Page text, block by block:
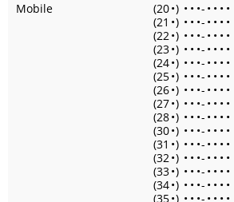
Mobile
(20•) • • •- • • • •
(21 •) • • •- • • • •
(22•) • • •- • • • •
(23•) • • •- • • • •
(24•) • • •- • • • •
(25•) • • •- • • • •
(26•) • • •- • • • •
(27•) • • •- • • • •
(28•) • • •- • • • •
(30•) • • •- • • • •
(31 •) • • •- • • • •
(32•) • • •- • • • •
(33•) • • •- • • • •
(34•) • • •- • • • •
(35•) • • •- • • • •